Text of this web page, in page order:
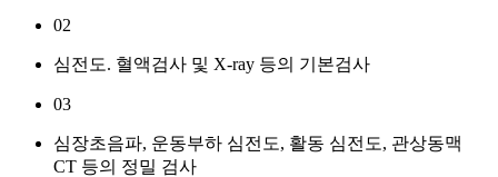
02
심전도. 혈액검사 및 X-ray 등의 기본검사
03
심장초음파, 운동부하 심전도, 활동 심전도, 관상동맥
CT 등의 정밀 검사